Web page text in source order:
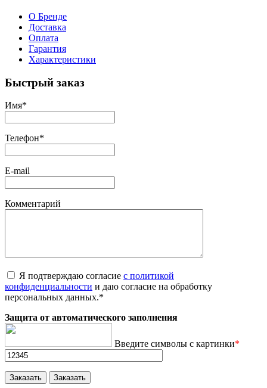
О Бренде
Доставка
Оплата
Гарантия
Характеристики
Быстрый заказ
Имя*
Телефон*
E-mail
Комментарий
Я подтверждаю согласие с политикой
конфиденциальности и даю согласие на обработку
персональных данных.*
Защита от автоматического заполнения
Введите символы с картинки*